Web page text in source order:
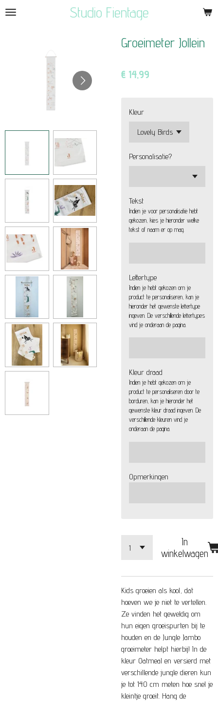
Ga
hoofdinhoud
Studio Fientage
Groeimeter Jollein
€ 14,99
Kleur
Personalisatie?
Tekst
Indien je voor personalisatie hebt
gekozen, kies je hieronder welke
tekst of naam er op mag.
Lettertype
Indien je hebt gekozen om je
product te personaliseren, kan je
hieronder het gewenste lettertype
ingeven. De verschillende lettertypes
vind je onderaan de pagina.
Kleur draad
Indien je hebt gekozen om je
product te personaliseren door te
borduren, kan je hieronder het
gewenste kleur draad ingeven. De
verschillende kleuren vind je
onderaan de pagina.
Opmerkingen
In
winkelwagen
Kids groeien als kool, dat
hoeven we je niet te vertellen.
Ze vinden het geweldig om
hun eigen groeispurten bij te
houden en de Jungle Jambo
groeimeter helpt hierbij! In de
kleur Oatmeal en versierd met
verschillende jungle dieren kun
je tot 140 cm meten hoe snel je
kleintje groeit. Hang de